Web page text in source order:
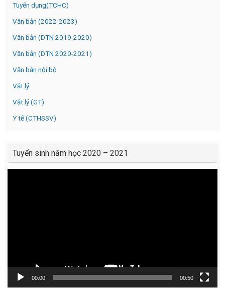
Tuyển dụng(TCHC)
Văn bản (2022-2023)
Văn bản (DTN 2019-2020)
Văn bản (DTN 2020-2021)
Văn bản nội bộ
Vật lý
Vật lý (GT)
Y tế (CTHSSV)
Tuyển sinh năm học 2020 – 2021
00:00 00:50